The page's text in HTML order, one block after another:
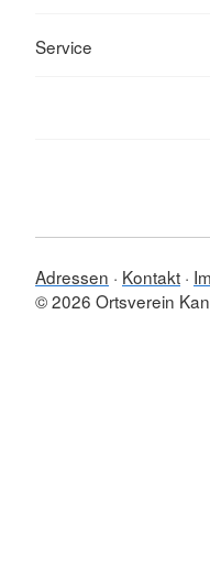
Service
Adressen Kontakt
© 2026 Ortsverein